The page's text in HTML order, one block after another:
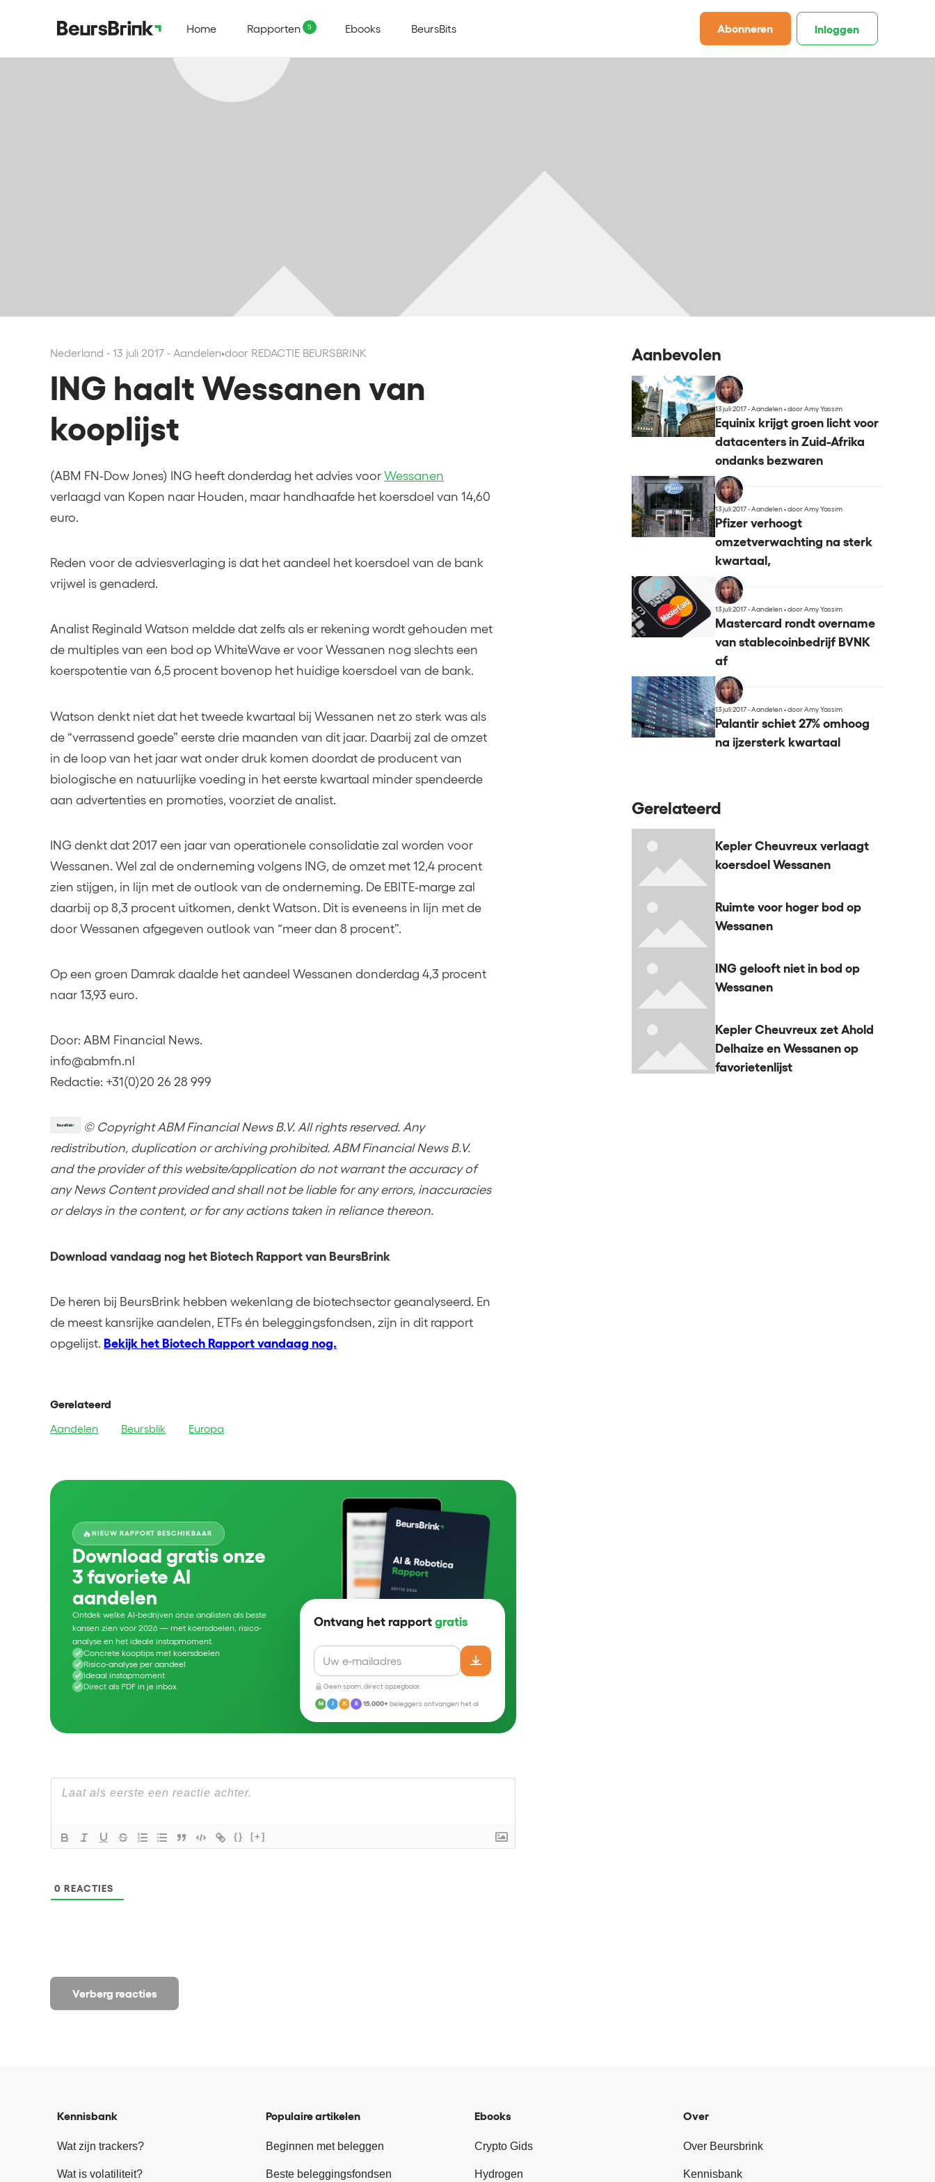
Home Rapporten Ebooks BeursBits Abonneren Inloggen
Nederland - 13 juli 2017 - Aandelen•door REDACTIE BEURSBRINK
ING haalt Wessanen van
kooplijst
(ABM FN-Dow Jones) ING heeft donderdag het advies voor Wessanen
verlaagd van Kopen naar Houden, maar handhaafde het koersdoel van 14,60
euro.
Reden voor de adviesverlaging is dat het aandeel het koersdoel van de bank
vrijwel is genaderd.
Analist Reginald Watson meldde dat zelfs als er rekening wordt gehouden met
de multiples van een bod op WhiteWave er voor Wessanen nog slechts een
koerspotentie van 6,5 procent bovenop het huidige koersdoel van de bank.
Watson denkt niet dat het tweede kwartaal bij Wessanen net zo sterk was als
de “verrassend goede” eerste drie maanden van dit jaar. Daarbij zal de omzet
in de loop van het jaar wat onder druk komen doordat de producent van
biologische en natuurlijke voeding in het eerste kwartaal minder spendeerde
aan advertenties en promoties, voorziet de analist.
ING denkt dat 2017 een jaar van operationele consolidatie zal worden voor
Wessanen. Wel zal de onderneming volgens ING, de omzet met 12,4 procent
zien stijgen, in lijn met de outlook van de onderneming. De EBITE-marge zal
daarbij op 8,3 procent uitkomen, denkt Watson. Dit is eveneens in lijn met de
door Wessanen afgegeven outlook van “meer dan 8 procent”.
Op een groen Damrak daalde het aandeel Wessanen donderdag 4,3 procent
naar 13,93 euro.
Door: ABM Financial News.
info@abmfn.nl
Redactie: +31(0)20 26 28 999
© Copyright ABM Financial News B.V. All rights reserved. Any
redistribution, duplication or archiving prohibited. ABM Financial News B.V.
and the provider of this website/application do not warrant the accuracy of
any News Content provided and shall not be liable for any errors, inaccuracies
or delays in the content, or for any actions taken in reliance thereon.
Download vandaag nog het Biotech Rapport van BeursBrink
De heren bij BeursBrink hebben wekenlang de biotechsector geanalyseerd. En
de meest kansrijke aandelen, ETFs én beleggingsfondsen, zijn in dit rapport
opgelijst. Bekijk het Biotech Rapport vandaag nog.
Gerelateerd
Aandelen
Beursblik Europa
🔥NIEUW RAPPORT BESCHIKBAAR
Download gratis onze
3 favoriete AI
aandelen
Ontdek welke AI-bedrijven onze analisten als beste
kansen zien voor 2026 — met koersdoelen, risico-
analyse en het ideale instapmoment.
Concrete kooptips met koersdoelen
Risico-analyse per aandeel
Ideaal instapmoment
Direct als PDF in je inbox
Ontvang het rapport gratis
Geen spam, direct opzegbaar.
M J K R 15.000+ beleggers ontvangen het al
Verberg reacties
{} [+]
0 REACTIES
Aanbevolen
13 juli 2017 - Aandelen•door Amy Yassim
Equinix krijgt groen licht voor
datacenters in Zuid-Afrika
ondanks bezwaren
13 juli 2017 - Aandelen•door Amy Yassim
Pfizer verhoogt
omzetverwachting na sterk
kwartaal,
13 juli 2017 - Aandelen•door Amy Yassim
Mastercard rondt overname
van stablecoinbedrijf BVNK
af
13 juli 2017 - Aandelen•door Amy Yassim
Palantir schiet 27% omhoog
na ijzersterk kwartaal
Gerelateerd
Kepler Cheuvreux verlaagt
koersdoel Wessanen
Ruimte voor hoger bod op
Wessanen
ING gelooft niet in bod op
Wessanen
Kepler Cheuvreux zet Ahold
Delhaize en Wessanen op
favorietenlijst
Kennisbank
Wat zijn trackers?
Wat is volatiliteit?
Populaire artikelen
Beginnen met beleggen
Beste beleggingsfondsen
Ebooks
Crypto Gids
Hydrogen
Over
Over Beursbrink
Kennisbank